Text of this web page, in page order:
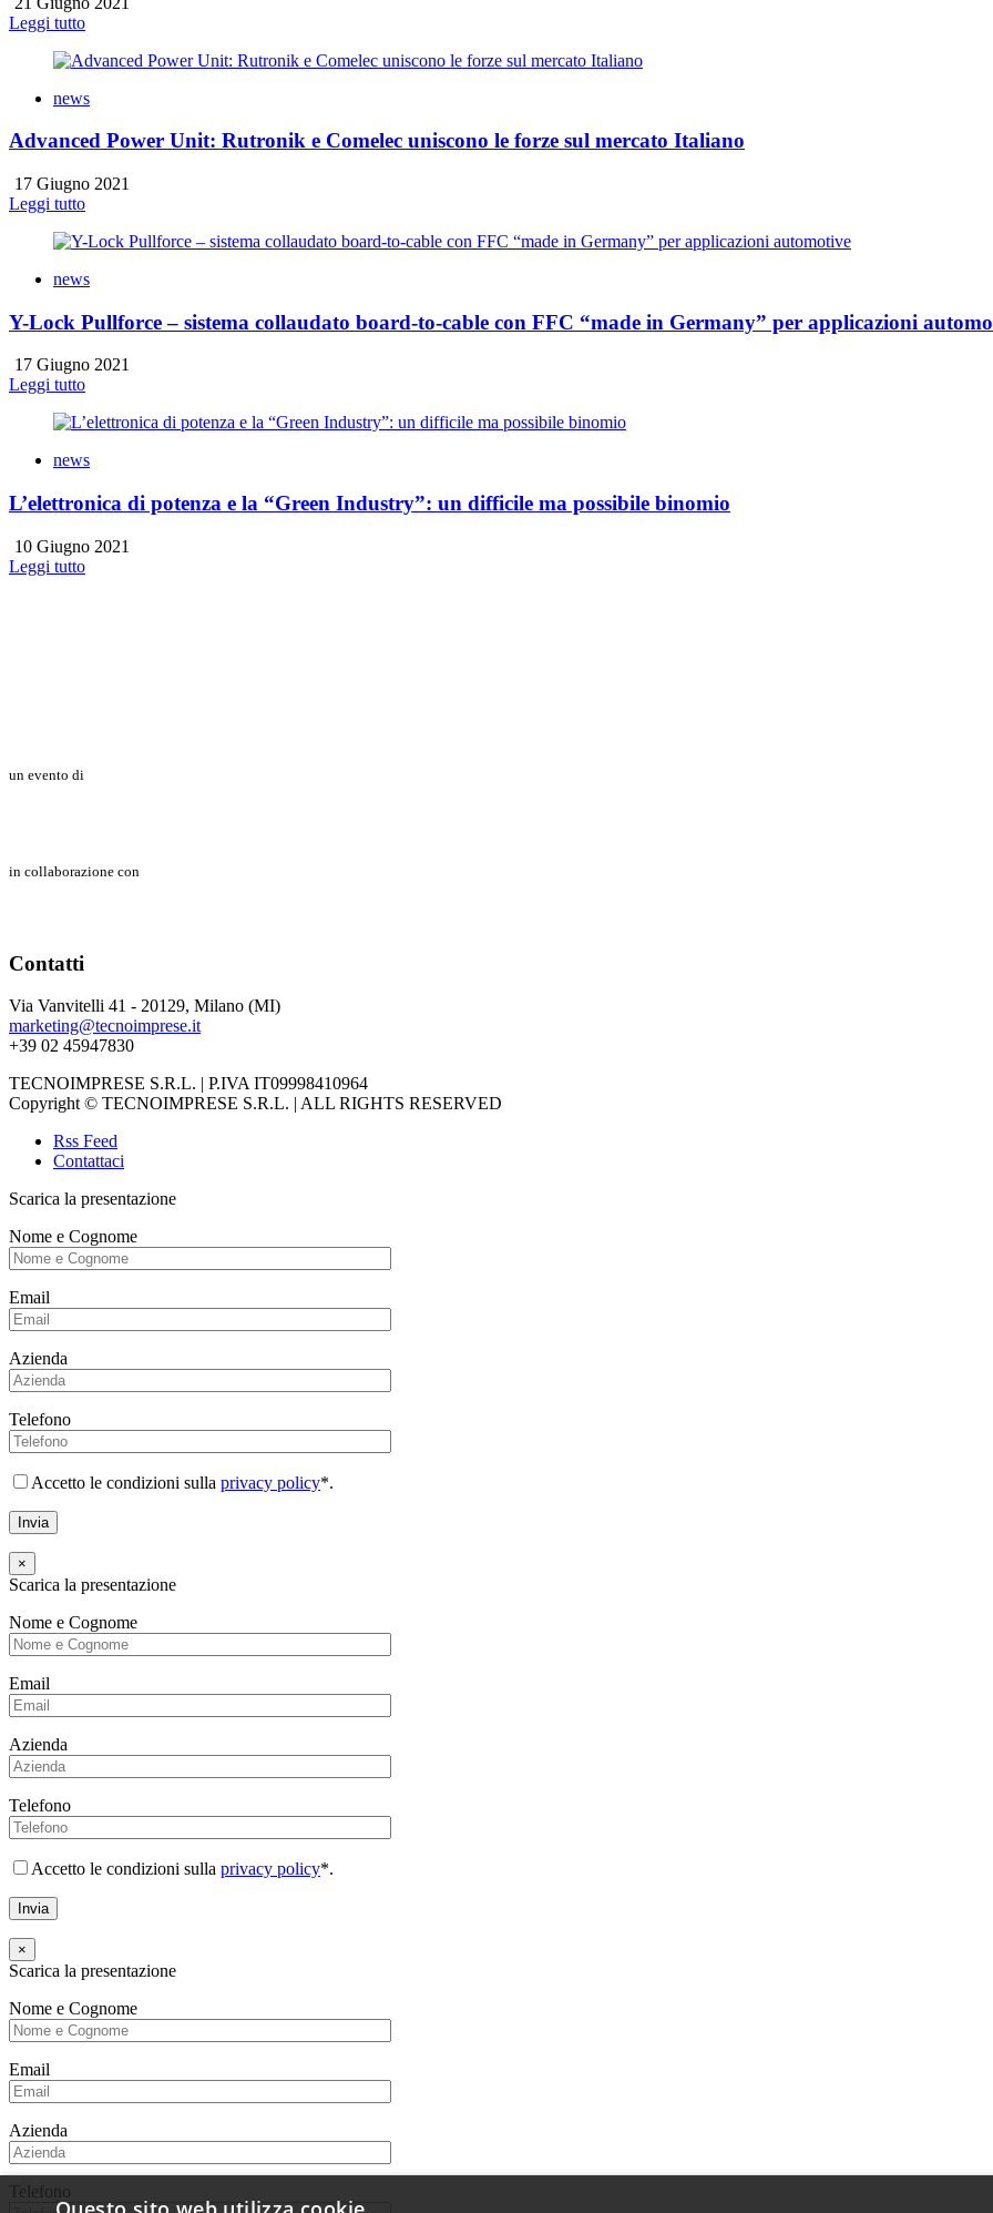
Leggi tutto
news
Advanced Power Unit: Rutronik e Comelec uniscono le forze sul mercato Italiano
17 Giugno 2021
Leggi tutto
news
Y-Lock Pullforce – sistema collaudato board-to-cable con FFC “made in Germany” per applicazioni
17 Giugno 2021
Leggi tutto
news
L’elettronica di potenza e la “Green Industry”: un difficile ma possibile binomio
10 Giugno 2021
Leggi tutto
un evento di
in collaborazione con
Contatti
Via Vanvitelli 41 - 20129, Milano (MI)
marketing@tecnoimprese.it
+39 02 45947830
TECNOIMPRESE S.R.L. | P.IVA IT09998410964
Copyright © TECNOIMPRESE S.R.L. | ALL RIGHTS RESERVED
Rss Feed
Contattaci
Scarica la presentazione
Nome e Cognome
Email
Azienda
Telefono
Accetto le condizioni sulla privacy policy*.
×
Scarica la presentazione
Nome e Cognome
Email
Azienda
Telefono
Accetto le condizioni sulla privacy policy*.
×
Scarica la presentazione
Nome e Cognome
Email
Azienda
Telefono